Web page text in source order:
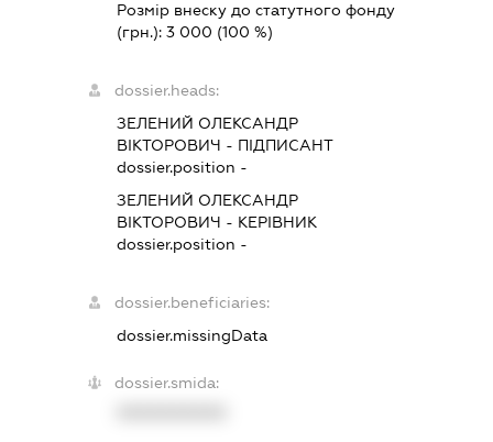
Розмір внеску до статутного фонду
(грн.):3 000 (100 %)
dossier.heads:
ЗЕЛЕНИЙ ОЛЕКСАНДР
ВІКТОРОВИЧ - ПІДПИСАНТ
dossier.position -
ЗЕЛЕНИЙ ОЛЕКСАНДР
ВІКТОРОВИЧ - КЕРІВНИК
dossier.position -
dossier.beneficiaries:
dossier.missingData
dossier.smida: